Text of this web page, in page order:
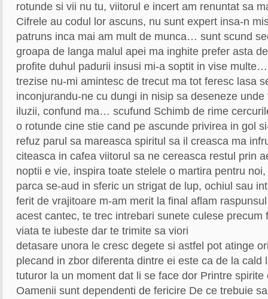
rotunde si vii nu tu, viitorul e incert am renuntat sa
Cifrele au codul lor ascuns, nu sunt expert insa-n
patruns inca mai am mult de munca… sunt scund
groapa de langa malul apei ma inghite prefer asta
profite duhul padurii insusi mi-a soptit in vise
trezise nu-mi amintesc de trecut ma tot feresc lasa
inconjurandu-ne cu dungi in nisip sa deseneze
iluzii, confund ma… scufund Schimb de rime
o rotunde cine stie cand pe ascunde privirea in gol
refuz parul sa mareasca spiritul sa il creasca ma
citeasca in cafea viitorul sa ne cereasca restul prin
noptii e vie, inspira toate stelele o martira pentru
parca se-aud in sferic un strigat de lup, ochiul sau
ferit de vrajitoare m-am merit la final aflam
acest cantec, te trec intrebari sunete culese precum
viata te iubeste dar te trimite sa viori
detasare unora le cresc degete si astfel pot atinge
plecand in zbor diferenta dintre ei este ca de la cald
tuturor la un moment dat li se face dor Printre spirite
Oamenii sunt dependenti de fericire De ce trebuie